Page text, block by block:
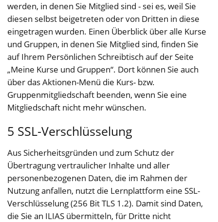
werden, in denen Sie Mitglied sind - sei es, weil Sie
diesen selbst beigetreten oder von Dritten in diese
eingetragen wurden. Einen Überblick über alle Kurse
und Gruppen, in denen Sie Mitglied sind, finden Sie
auf Ihrem Persönlichen Schreibtisch auf der Seite
„Meine Kurse und Gruppen“. Dort können Sie auch
über das Aktionen-Menü die Kurs- bzw.
Gruppenmitgliedschaft beenden, wenn Sie eine
Mitgliedschaft nicht mehr wünschen.
5 SSL-Verschlüsselung
Aus Sicherheitsgründen und zum Schutz der
Übertragung vertraulicher Inhalte und aller
personenbezogenen Daten, die im Rahmen der
Nutzung anfallen, nutzt die Lernplattform eine SSL-
Verschlüsselung (256 Bit TLS 1.2). Damit sind Daten,
die Sie an ILIAS übermitteln, für Dritte nicht